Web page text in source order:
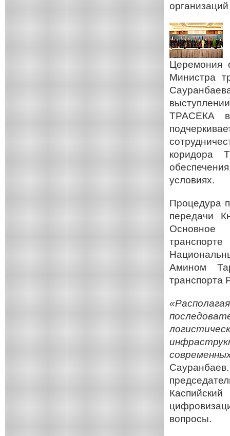
Церемония
Министра
ТРАСЕКА
коридора
условиях.
Процедура
передачи
Основное
Амином
транспорта
вопросы.